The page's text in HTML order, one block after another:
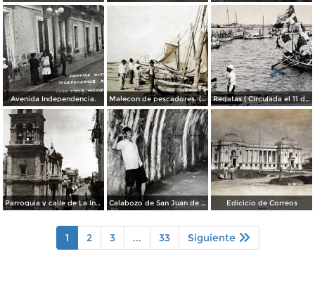
Avenida Independencia. Malecon de pescadores. ( Circulada el 12 de Agosto de 1911 ). Regatas ( Circulada el 11 de Abril de 1926 ).
Parroquia y calle de La Independencia. Calabozo de San Juan de Ulua. Edicicio de Correos
1 2 3 ... 33 Siguiente